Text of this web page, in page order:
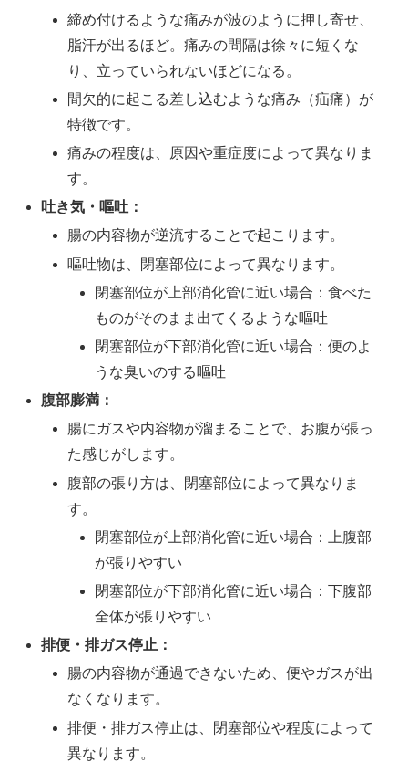
締め付けるような痛みが波のように押し寄せ、
脂汗が出るほど。痛みの間隔は徐々に短くな
り、立っていられないほどになる。
間欠的に起こる差し込むような痛み（疝痛）が
特徴です。
痛みの程度は、原因や重症度によって異なりま
す。
吐き気・嘔吐：
腸の内容物が逆流することで起こります。
嘔吐物は、閉塞部位によって異なります。
閉塞部位が上部消化管に近い場合：食べた
ものがそのまま出てくるような嘔吐
閉塞部位が下部消化管に近い場合：便のよ
うな臭いのする嘔吐
腹部膨満：
腸にガスや内容物が溜まることで、お腹が張っ
た感じがします。
腹部の張り方は、閉塞部位によって異なりま
す。
閉塞部位が上部消化管に近い場合：上腹部
が張りやすい
閉塞部位が下部消化管に近い場合：下腹部
全体が張りやすい
排便・排ガス停止：
腸の内容物が通過できないため、便やガスが出
なくなります。
排便・排ガス停止は、閉塞部位や程度によって
異なります。